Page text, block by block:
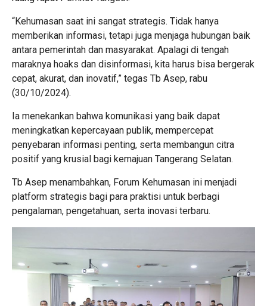
“Kehumasan saat ini sangat strategis. Tidak hanya
memberikan informasi, tetapi juga menjaga hubungan baik
antara pemerintah dan masyarakat. Apalagi di tengah
maraknya hoaks dan disinformasi, kita harus bisa bergerak
cepat, akurat, dan inovatif,” tegas Tb Asep, rabu
(30/10/2024).
Ia menekankan bahwa komunikasi yang baik dapat
meningkatkan kepercayaan publik, mempercepat
penyebaran informasi penting, serta membangun citra
positif yang krusial bagi kemajuan Tangerang Selatan.
Tb Asep menambahkan, Forum Kehumasan ini menjadi
platform strategis bagi para praktisi untuk berbagi
pengalaman, pengetahuan, serta inovasi terbaru.